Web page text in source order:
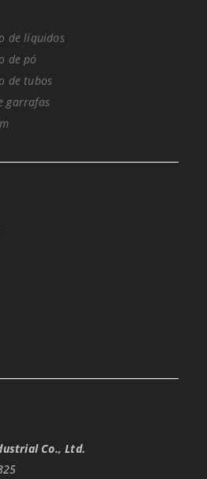
de líquidos
de pó
de tubos
garrafas
Co., Ltd.